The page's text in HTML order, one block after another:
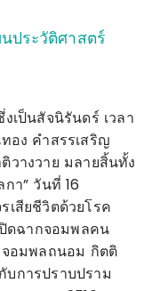
ประวัติศาสตร์
เป็นสัจนิรันดร์ เวลา
อง คำสรรเสริญ
วางวาย มลายสิ้นทั้ง
า” วันที่ 16
สียชีวิตด้วยโรค
ดฉากจอมพลคน
จอมพลถนอม กิตติ
บการปราบปราม